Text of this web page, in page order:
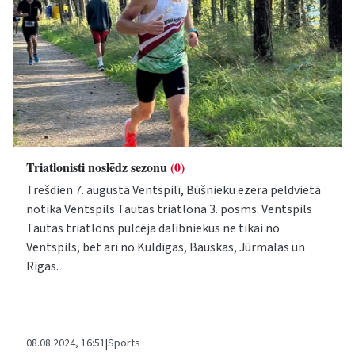
Triatlonisti noslēdz sezonu(0)
Trešdien 7. augustā Ventspilī, Būšnieku ezera peldvietā
notika Ventspils Tautas triatlona 3. posms. Ventspils
Tautas triatlons pulcēja dalībniekus ne tikai no
Ventspils, bet arī no Kuldīgas, Bauskas, Jūrmalas un
Rīgas.
08.08.2024, 16:51|Sports